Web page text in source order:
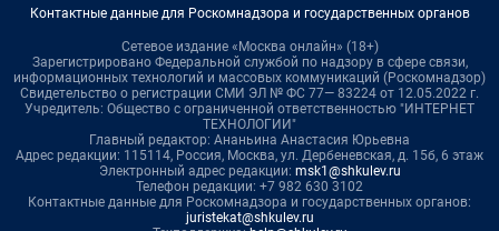
Контактные данные для Роскомнадзора и государственных органов
Сетевое издание «Москва онлайн» (18+)
Зарегистрировано Федеральной службой по надзору в сфере связи,
информационных технологий и массовых коммуникаций (Роскомнадзор)
Свидетельство о регистрации СМИ ЭЛ № ФС 77— 83224 от 12.05.2022 г.
Учредитель: Общество с ограниченной ответственностью "ИНТЕРНЕТ
ТЕХНОЛОГИИ"
Главный редактор: Ананьина Анастасия Юрьевна
Адрес редакции: 115114, Россия, Москва, ул. Дербеневская, д. 15б, 6 этаж
Электронный адрес редакции: msk1@shkulev.ru
Телефон редакции: +7 982 630 3102
Контактные данные для Роскомнадзора и государственных органов:
juristekat@shkulev.ru